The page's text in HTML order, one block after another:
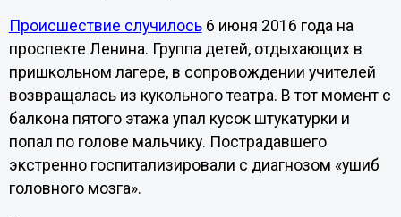
Происшествие случилось6 июня 2016 года на
проспекте Ленина. Группа детей, отдыхающих в
пришкольном лагере, в сопровождении учителей
возвращалась из кукольного театра. В тот момент с
балкона пятого этажа упал кусок штукатурки и
попал по голове мальчику. Пострадавшего
экстренно госпитализировали с диагнозом «ушиб
головного мозга».